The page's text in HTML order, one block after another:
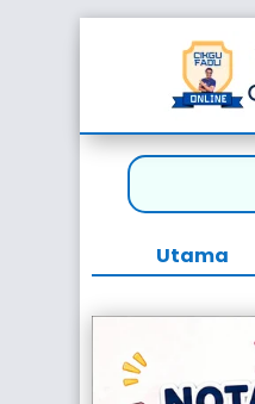
Utama